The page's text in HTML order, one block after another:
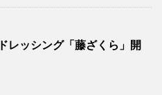
レッシング「藤ざくら」開